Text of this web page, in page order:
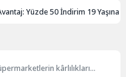
Yüzde 50 İndirim 19 Yaşına
kârlılıkları